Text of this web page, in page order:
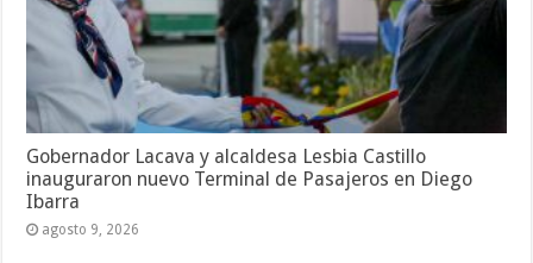
Gobernador Lacava y alcaldesa Lesbia Castillo
inauguraron nuevo Terminal de Pasajeros en Diego
Ibarra
agosto 9, 2026